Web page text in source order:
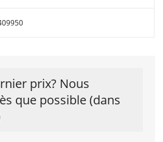
prix? Nous
que possible (dans